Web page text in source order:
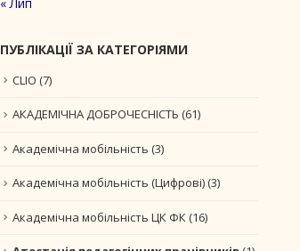
ПУБЛІКАЦІЇ ЗА КАТЕГОРІЯМИ
CLIO (7)
АКАДЕМІЧНА ДОБРОЧЕСНІСТЬ (61)
Академічна мобільність (3)
Академічна мобільність (Цифрові)(3)
Академічна мобільність ЦК ФК(16)